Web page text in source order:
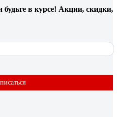
будьте в курсе! Акции, скидки,